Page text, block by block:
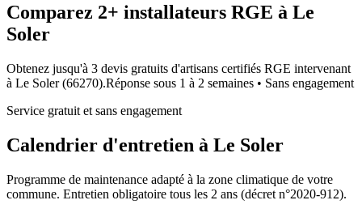
Comparez 2+ installateurs RGE à Le
Soler
Obtenez jusqu'à 3 devis gratuits d'artisans certifiés RGE intervenant
à Le Soler(66270).Réponse sous 1 à 2 semaines • Sans engagement
Service gratuit et sans engagement
Calendrier d'entretien à Le Soler
Programme de maintenance adapté à la zone climatique de votre
commune. Entretien obligatoire tous les 2 ans (décret n°2020-912).